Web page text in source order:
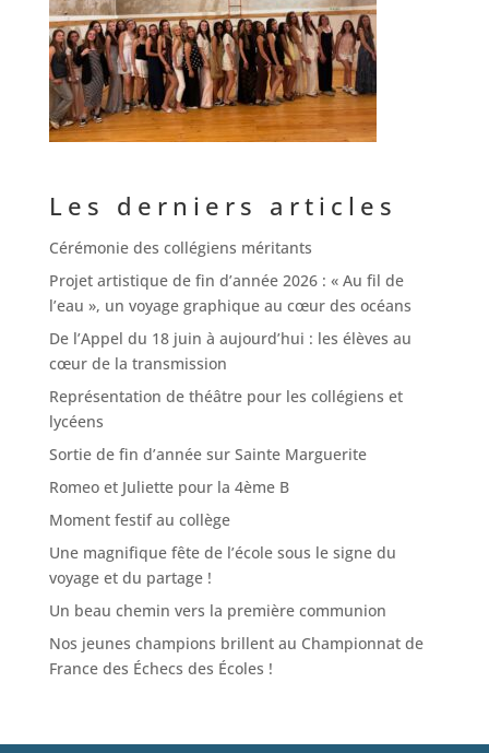
Les derniers articles
Cérémonie des collégiens méritants
Projet artistique de fin d’année 2026 : « Au fil de
l’eau », un voyage graphique au cœur des océans
De l’Appel du 18 juin à aujourd’hui : les élèves au
cœur de la transmission
Représentation de théâtre pour les collégiens et
lycéens
Sortie de fin d’année sur Sainte Marguerite
Romeo et Juliette pour la 4ème B
Moment festif au collège
Une magnifique fête de l’école sous le signe du
voyage et du partage !
Un beau chemin vers la première communion
Nos jeunes champions brillent au Championnat de
France des Échecs des Écoles !